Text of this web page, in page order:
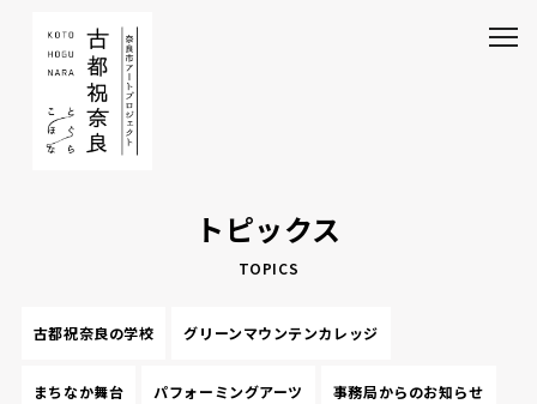
トピックス
TOPICS
古都祝奈良の学校 グリーンマウンテンカレッジ
まちなか舞台 パフォーミングアーツ 事務局からのお知らせ